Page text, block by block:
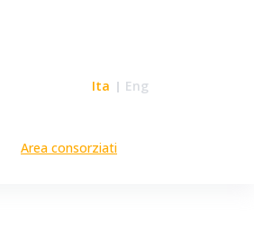
Ita Eng
Area consorziati